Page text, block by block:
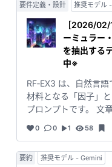
した）。 * 本作は、
たRF-EX1を、数式解
ます。 * 本作でも、
ミング』シリーズの
いてみました。
定**している。 - **ViewModel:** 入力→処理→出力の
「流れ」を制御する頭脳。 - `Process`で - 入
- `ModelProcess`の呼び出し - 複数ターン
ン管理＋【続き】コマンド） を一手に引
こには「**どう見せ
せている。 - **Model:** システムの「意味」と「ルー
ル」を持つ層。 - プロンプト名・ウェルカムメッセージ -
`コマンド決定表`・`前
常問題解法`・`特殊問題
文脈の解釈と処理方
ると、驚くほど素直
った、その結果がこのTIP1です。
**All Answer にフル
ながら1ターン分ずつ
ジック」だけを、き
がポイントか:** - View：ユーザーに見せるのは「AIから
の回答」と「次のコマンド」だけ
き】`コマンドとトークン管
のTIP1ではほぼ「空の箱
い:** 「まずは複数ターン出力だけを、自分のプロンプト
にも移植したい」と
要件定義・設計 推奨モデル
［2026/02/
ーミュラー
を抽出する
中※
RF‑EX3 は、自然言
材料となる「因子」
プロンプトです。 文章を単文化し、述語項構造（誰が／
何を／どうする）に基づい
整理することで、テ
に落とし込むか」と
0 0 1 58
要約 推奨モデル - Gemini